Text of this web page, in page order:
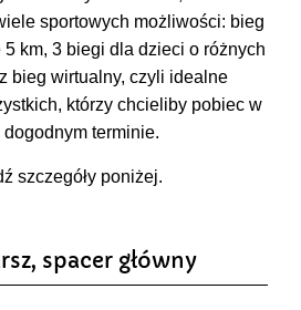
sportowych możliwości: bieg
5 km, 3 biegi dla dzieci o różnych
bieg wirtualny, czyli idealne
którzy chcieliby pobiec w
dogodnym terminie.
szczegóły poniżej.
spacer główny